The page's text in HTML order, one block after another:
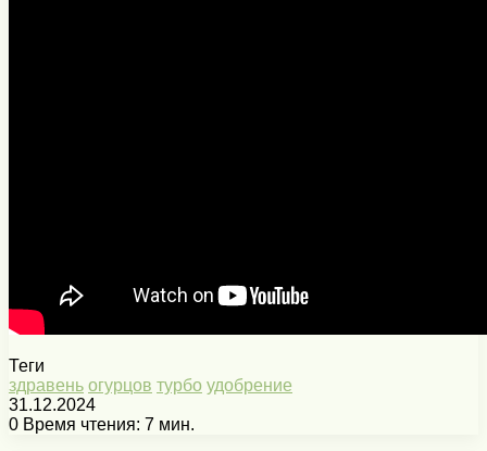
Теги
здравень огурцов турбо удобрение
31.12.2024
0 Время чтения: 7 мин.